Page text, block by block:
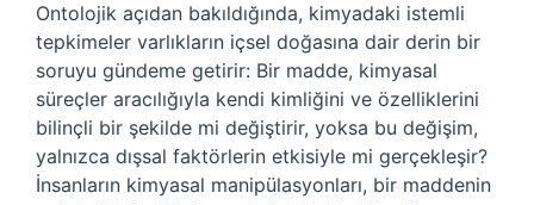
Ontolojik açıdan bakıldığında, kimyadaki istemli
tepkimeler varlıkların içsel doğasına dair derin bir
soruyu gündeme getirir: Bir madde, kimyasal
süreçler aracılığıyla kendi kimliğini ve özelliklerini
bilinçli bir şekilde mi değiştirir, yoksa bu değişim,
yalnızca dışsal faktörlerin etkisiyle mi gerçekleşir?
İnsanların kimyasal manipülasyonları, bir maddenin